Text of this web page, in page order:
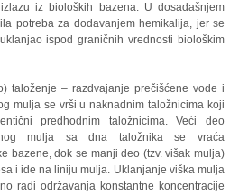
iz bioloških bazena. U dosadašnjem
potreba za dodavanjem hemikalija, jer se
ispod graničnih vrednosti biološkim
taloženje – razdvajanje prečišćene vode i
mulja se vrši u naknadnim taložnicima koji
predhodnim taložnicima. Veći deo
mulja sa dna taložnika se vraća
bazene, dok se manji deo (tzv. višak mulja)
i ide na liniju mulja. Uklanjanje viška mulja
radi održavanja konstantne koncentracije